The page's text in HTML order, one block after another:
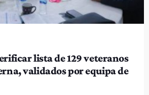
keyboard_arrow_down
lista de 129 veteranos
validados por equipa de